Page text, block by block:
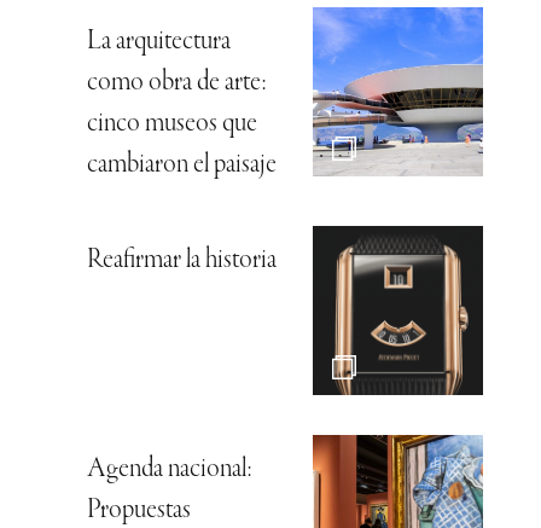
La arquitectura
como obra de arte:
cinco museos que
cambiaron el paisaje
Reafirmar la historia
Agenda nacional:
Propuestas